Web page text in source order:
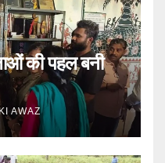
की पहल बनी
AWAZ